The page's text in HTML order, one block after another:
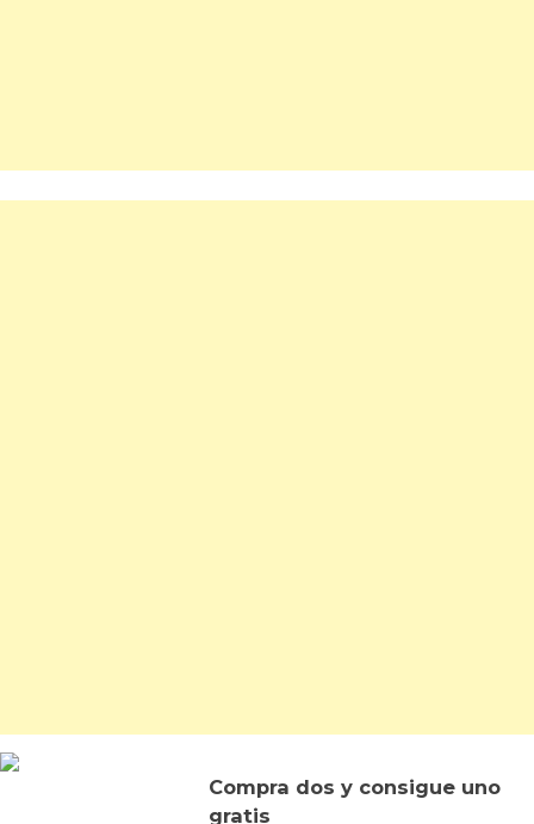
Compra dos y consigue uno
gratis